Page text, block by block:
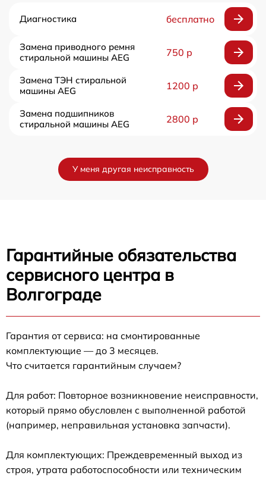
Диагностика бесплатно
Замена приводного ремня
стиральной машины AEG
750 р
Замена ТЭН стиральной
машины AEG
1200 р
Замена подшипников
стиральной машины AEG
2800 р
У меня другая неисправность
Гарантийные обязательства
сервисного центра в
Волгограде
Гарантия от сервиса: на смонтированные
комплектующие — до 3 месяцев.
Что считается гарантийным случаем?
Для работ: Повторное возникновение неисправности,
который прямо обусловлен с выполненной работой
(например, неправильная установка запчасти).
Для комплектующих: Преждевременный выход из
строя, утрата работоспособности или техническим